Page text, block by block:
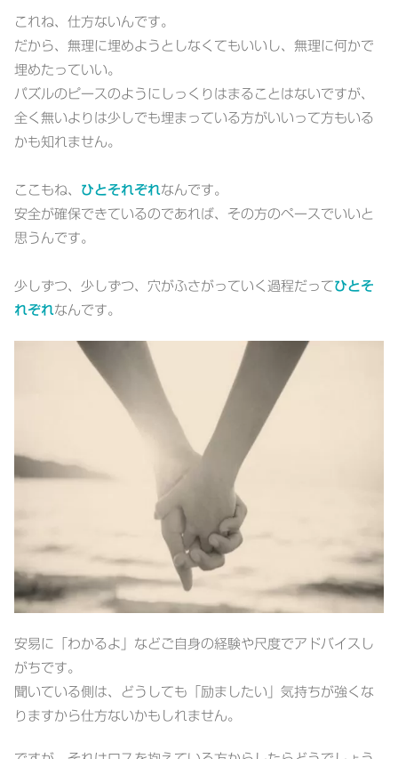
これね、仕方ないんです。
だから、無理に埋めようとしなくてもいいし、無理に何かで
埋めたっていい。
パズルのピースのようにしっくりはまることはないですが、
全く無いよりは少しでも埋まっている方がいいって方もいる
かも知れません。
ここもね、 ひとそれぞれなんです。
安全が確保できているのであれば、その方のペースでいいと
思うんです。
少しずつ、少しずつ、穴がふさがっていく過程だってひとそ
れぞれなんです。
安易に「わかるよ」などご自身の経験や尺度でアドバイスし
がちです。
聞いている側は、どうしても「励ましたい」気持ちが強くな
りますから仕方ないかもしれません。